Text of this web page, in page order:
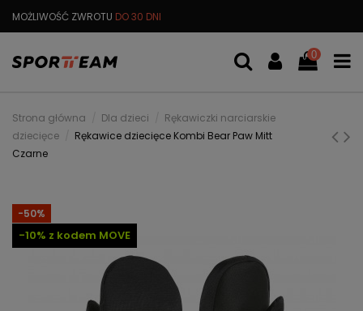
MOŻLIWOŚĆ ZWROTU DO 30 DNI
0
Strona główna Dla dzieci
Rękawiczki narciarskie
dziecięce
Rękawice dziecięce Kombi Bear Paw Mitt
Czarne
-50%
-10% z kodem MOVE